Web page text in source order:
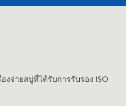
งจ่ายสบู่ที่ได้รับการรับรอง ISO